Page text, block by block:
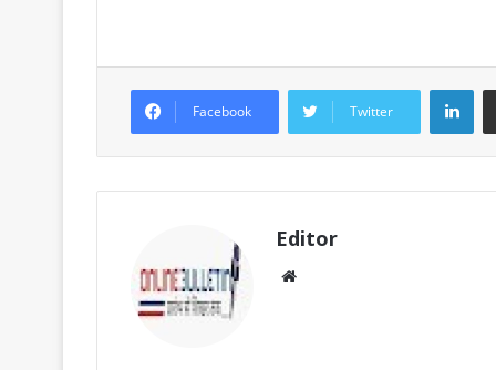
Facebook Twitter
Editor
Website